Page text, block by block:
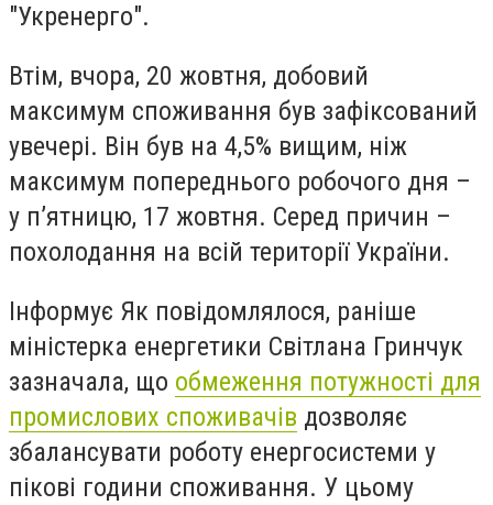
"Укренерго".
Втім, вчора, 20 жовтня, добовий
максимум споживання був зафіксований
увечері. Він був на 4,5% вищим, ніж
максимум попереднього робочого дня –
у п’ятницю, 17 жовтня. Серед причин –
похолодання на всій території України.
Інформує Як повідомлялося, раніше
міністерка енергетики Світлана Гринчук
зазначала, що обмеження потужності для
промислових споживачів дозволяє
збалансувати роботу енергосистеми у
пікові години споживання. У цьому